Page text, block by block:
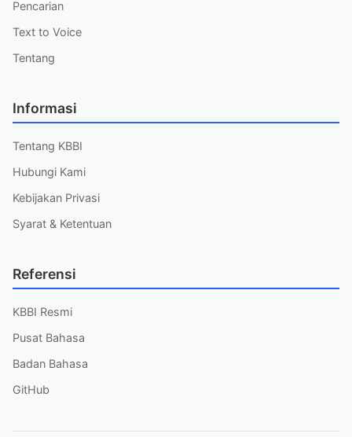
Pencarian
Text to Voice
Tentang
Informasi
Tentang KBBI
Hubungi Kami
Kebijakan Privasi
Syarat & Ketentuan
Referensi
KBBI Resmi
Pusat Bahasa
Badan Bahasa
GitHub